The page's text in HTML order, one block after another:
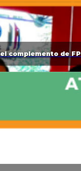
complemento de